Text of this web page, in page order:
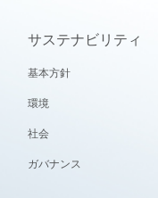
サステナビリティ
基本方針
環境
社会
ガバナンス